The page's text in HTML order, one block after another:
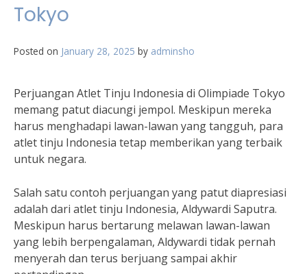
Tokyo
Posted on January 28, 2025 by adminsho
Perjuangan Atlet Tinju Indonesia di Olimpiade Tokyo
memang patut diacungi jempol. Meskipun mereka
harus menghadapi lawan-lawan yang tangguh, para
atlet tinju Indonesia tetap memberikan yang terbaik
untuk negara.
Salah satu contoh perjuangan yang patut diapresiasi
adalah dari atlet tinju Indonesia, Aldywardi Saputra.
Meskipun harus bertarung melawan lawan-lawan
yang lebih berpengalaman, Aldywardi tidak pernah
menyerah dan terus berjuang sampai akhir